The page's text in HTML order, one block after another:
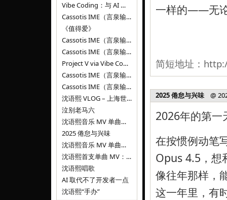
Vibe Coding：与 AI 并肩进步——言泉输入法 v0.4.1
Cassotis IME（言泉输入法）v0.3.1
《值得爱》
Cassotis IME（言泉输入法）v0.2.0
Cassotis IME（言泉输入法）v0.1.0
Project V via Vibe Coding
Cassotis IME（言泉输入法）阶段二
Cassotis IME（言泉输入法）
沈语熙 VLOG – 上海世博文化公园双子山
泣别老马六
沈语熙音乐 MV 单曲第三弹：代码与白T恤
2025 倦怠与兴味
沈语熙音乐 MV 单曲第二弹：优雅时间
沈语熙首支单曲 MV：告别的倒影
沈语熙唱歌
AI 取代不了开发者一点
沈语熙“手办”
一样的——无
简短地址：
2025 倦怠与兴味@
2026年的第一
在按惯例动笔
Opus 4.5，想
像往年那样，
这一年里，有